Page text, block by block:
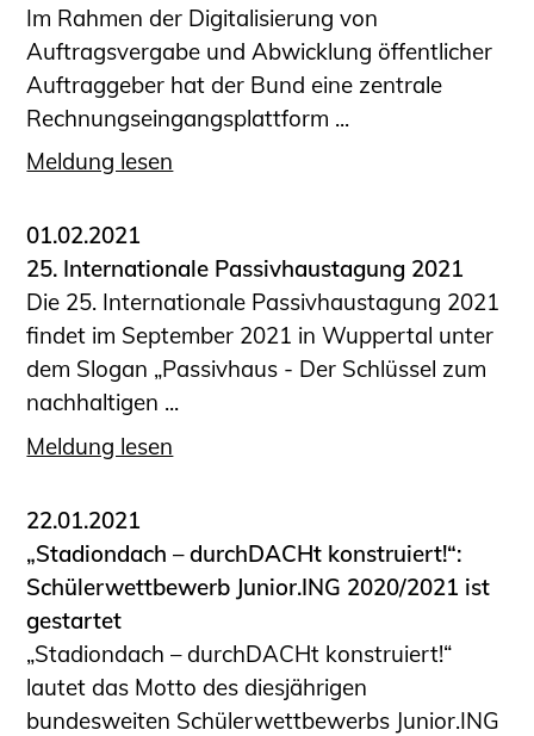
Im Rahmen der Digitalisierung von
Auftragsvergabe und Abwicklung öffentlicher
Auftraggeber hat der Bund eine zentrale
Rechnungseingangsplattform ...
Meldung lesen
01.02.2021
25. Internationale Passivhaustagung 2021
Die 25. Internationale Passivhaustagung 2021
findet im September 2021 in Wuppertal unter
dem Slogan „Passivhaus - Der Schlüssel zum
nachhaltigen ...
Meldung lesen
22.01.2021
„Stadiondach – durchDACHt konstruiert!“:
Schülerwettbewerb Junior.ING 2020/2021 ist
gestartet
„Stadiondach – durchDACHt konstruiert!“
lautet das Motto des diesjährigen
bundesweiten Schülerwettbewerbs Junior.ING